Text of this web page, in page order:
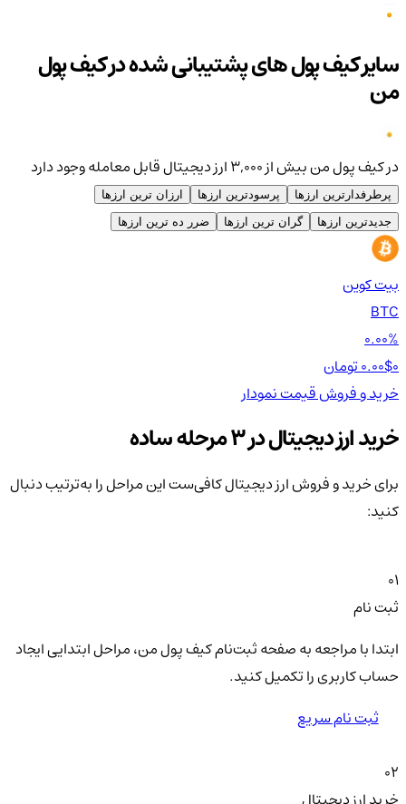
سایر کیف پول های پشتیبانی شده در کیف پول
من
در کیف پول من بیش از ۳,۰۰۰ ارز دیجیتال قابل معامله وجود دارد
پرطرفدارترین ارزها پرسودترین ارزها
ارزان ترین ارزها
جدیدترین ارزها
گران ترین ارزها ضرر ده ترین ارزها
بیت کوین
BTC
0.00%
0.00$
خرید و فروشقیمتنمودار
خرید ارز دیجیتال در 3 مرحله ساده
برای خرید و فروش ارز دیجیتال کافی‌ست این مراحل را به‌ترتیب دنبال
کنید:
01
ثبت نام
ابتدا با مراجعه به صفحه ثبت‌نام کیف‌ پول من، مراحل ابتدایی ایجاد
حساب کاربری را تکمیل کنید.
ثبت نام سریع
02